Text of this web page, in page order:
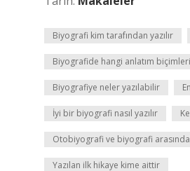
Biyografi kim tarafından yazılır
Biyografide hangi anlatım biçimleri
Biyografiye neler yazılabilir
İyi bir biyografi nasıl yazılır
Otobiyografi ve biyografi
Yazılan ilk hikaye kime aittir